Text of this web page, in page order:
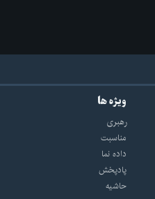
ویژه ها
رهبری
مناسبت
داده نما
پادپخش
حاشیه